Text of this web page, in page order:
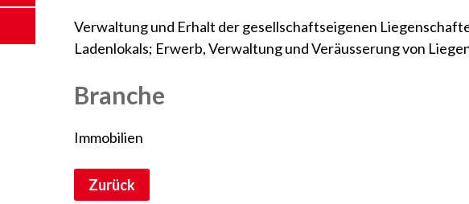
Verwaltung und Erhalt der gesellschaftseigenen
Ladenlokals; Erwerb, Verwaltung und Veräusserung von
Branche
Immobilien
Zurück